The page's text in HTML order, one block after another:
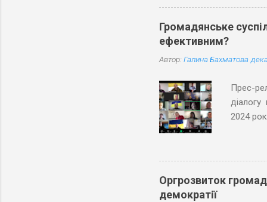
Робочих
Громадянське
ефективним?
Автор: Галина Бахматова
діалогу
2024
Оргрозвиток
демократії